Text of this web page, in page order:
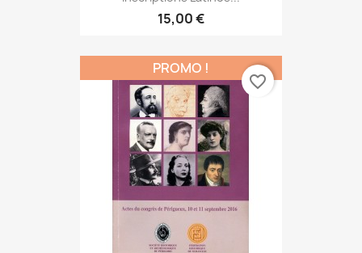
15,00 €
PROMO !
favorite_border